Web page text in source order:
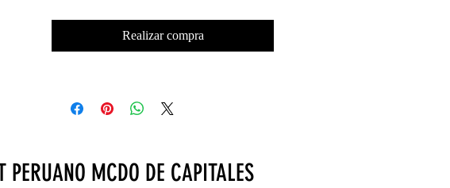
dueño del porcentaje que esos títulos
representen de la compañía. El valor de
Realizar compra
PERUANO MCDO DE CAPITALES